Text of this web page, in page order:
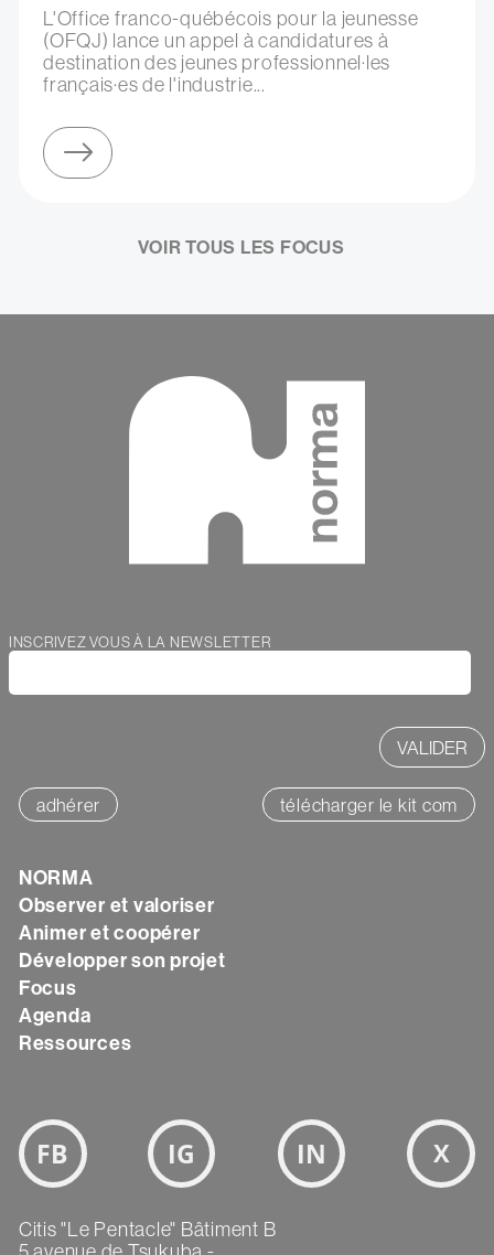
L'Office franco-québécois pour la jeunesse
(OFQJ) lance un appel à candidatures à
destination des jeunes professionnel·les
français·es de l'industrie...
VOIR TOUS LES FOCUS
Webform
INSCRIVEZ VOUS À LA NEWSLETTER
adhérer télécharger le kit com
Texte
NORMA
Observer et valoriser
Animer et coopérer
Développer son projet
Focus
Agenda
Ressources
Bloc
Réseaux
Texte
Citis "Le Pentacle" Bâtiment B